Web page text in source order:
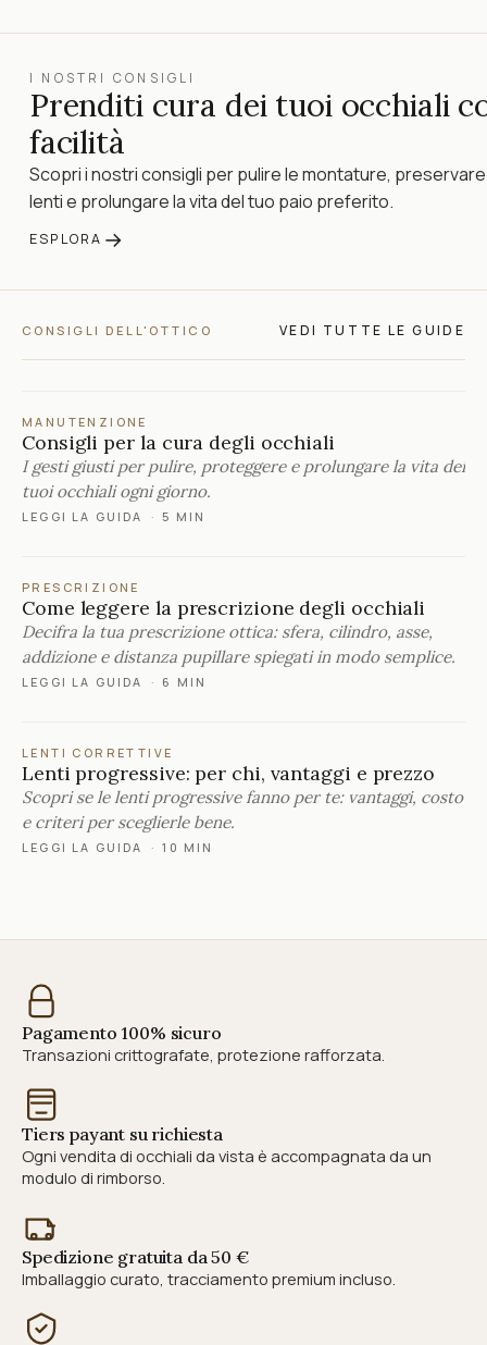
I NOSTRI CONSIGLI
Prenditi cura dei tuoi occhiali
facilità
Scopri i nostri consigli per pulire le montature,
lenti e prolungare la vita del tuo paio preferito.
ESPLORA →
CONSIGLI DELL'OTTICO VEDI TUTTE LE GUIDE
MANUTENZIONE
Consigli per la cura degli occhiali
I gesti giusti per pulire, proteggere e prolungare la vita dei
tuoi occhiali ogni giorno.
LEGGI LA GUIDA · 5 MIN
PRESCRIZIONE
Come leggere la prescrizione degli occhiali
Decifra la tua prescrizione ottica: sfera, cilindro, asse,
addizione e distanza pupillare spiegati in modo semplice.
LEGGI LA GUIDA · 6 MIN
LENTI CORRETTIVE
Lenti progressive: per chi, vantaggi e prezzo
Scopri se le lenti progressive fanno per te: vantaggi, costo
e criteri per sceglierle bene.
LEGGI LA GUIDA · 10 MIN
Pagamento 100% sicuro
Transazioni crittografate, protezione rafforzata.
Tiers payant su richiesta
Ogni vendita di occhiali da vista è accompagnata da un
modulo di rimborso.
Spedizione gratuita da 50 €
Imballaggio curato, tracciamento premium incluso.